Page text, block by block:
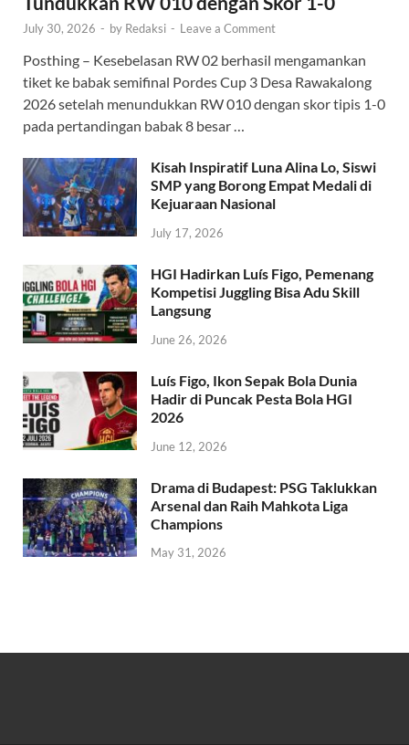
July 30, 2026 - by Redaksi - Leave a Comment
Posthing – Kesebelasan RW 02 berhasil mengamankan
tiket ke babak semifinal Pordes Cup 3 Desa Rawakalong
2026 setelah menundukkan RW 010 dengan skor tipis 1-0
pada pertandingan babak 8 besar …
Kisah Inspiratif Luna Alina Lo, Siswi
SMP yang Borong Empat Medali di
Kejuaraan Nasional
July 17, 2026
HGI Hadirkan Luís Figo, Pemenang
Kompetisi Juggling Bisa Adu Skill
Langsung
June 26, 2026
Luís Figo, Ikon Sepak Bola Dunia
Hadir di Puncak Pesta Bola HGI
2026
June 12, 2026
Drama di Budapest: PSG Taklukkan
Arsenal dan Raih Mahkota Liga
Champions
May 31, 2026